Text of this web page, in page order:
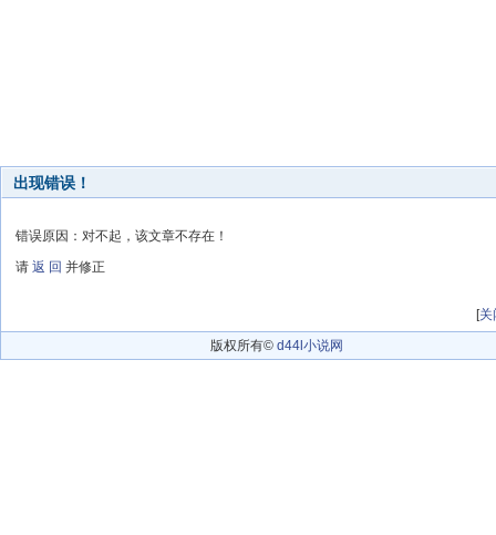
出现错误！
错误原因：对不起，该文章不存在！
请 返 回 并修正
[关
版权所有© d44l小说网